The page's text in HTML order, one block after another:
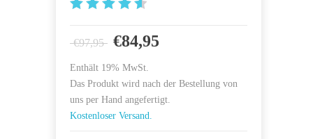
1818182
von 5
€97,95 €84,95
Enthält 19% MwSt.
Das Produkt wird nach der Bestellung von
uns per Hand angefertigt.
Kostenloser Versand.